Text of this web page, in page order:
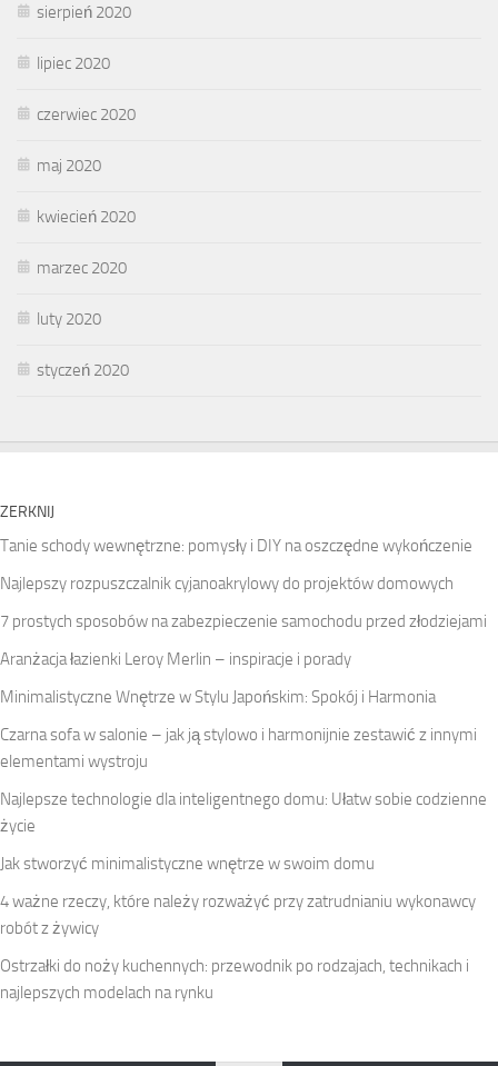
sierpień 2020
lipiec 2020
czerwiec 2020
maj 2020
kwiecień 2020
marzec 2020
luty 2020
styczeń 2020
ZERKNIJ
Tanie schody wewnętrzne: pomysły i DIY na oszczędne wykończenie
Najlepszy rozpuszczalnik cyjanoakrylowy do projektów domowych
7 prostych sposobów na zabezpieczenie samochodu przed złodziejami
Aranżacja łazienki Leroy Merlin – inspiracje i porady
Minimalistyczne Wnętrze w Stylu Japońskim: Spokój i Harmonia
Czarna sofa w salonie – jak ją stylowo i harmonijnie zestawić z innymi
elementami wystroju
Najlepsze technologie dla inteligentnego domu: Ułatw sobie codzienne
życie
Jak stworzyć minimalistyczne wnętrze w swoim domu
4 ważne rzeczy, które należy rozważyć przy zatrudnianiu wykonawcy
robót z żywicy
Ostrzałki do noży kuchennych: przewodnik po rodzajach, technikach i
najlepszych modelach na rynku